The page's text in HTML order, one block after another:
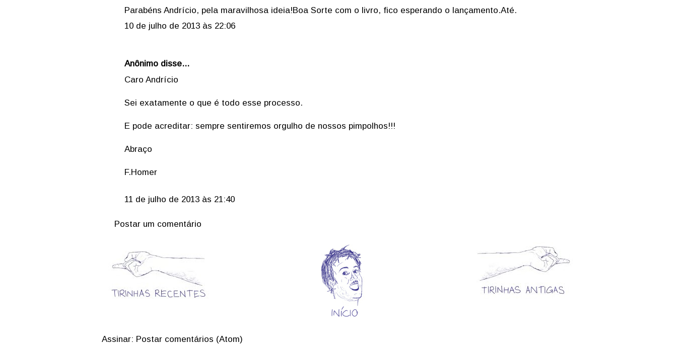
Parabéns Andrício, pela maravilhosa ideia!Boa Sorte com o livro, fico esperando o lançamento.Até.
10 de julho de 2013 às 22:06
Anônimo disse...
Caro Andrício
Sei exatamente o que é todo esse processo.
E pode acreditar: sempre sentiremos orgulho de nossos pimpolhos!!!
Abraço
F.Homer
11 de julho de 2013 às 21:40
Postar um comentário
Assinar: Postar comentários (Atom)